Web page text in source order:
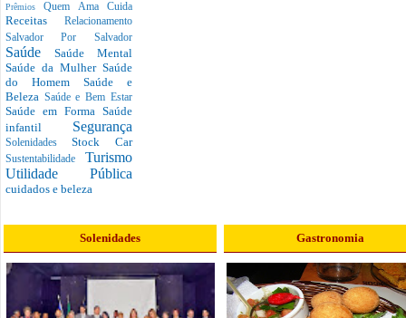
PrêmiosQuem Ama Cuida
Receitas Relacionamento
Salvador Por Salvador
Saúde Saúde Mental
Saúde da Mulher Saúde
do Homem Saúde e
Beleza Saúde e Bem Estar
Saúde em Forma Saúde
infantil Segurança
SolenidadesStock Car
Sustentabilidade Turismo
Utilidade Pública
cuidados e beleza
Solenidades Gastronomia